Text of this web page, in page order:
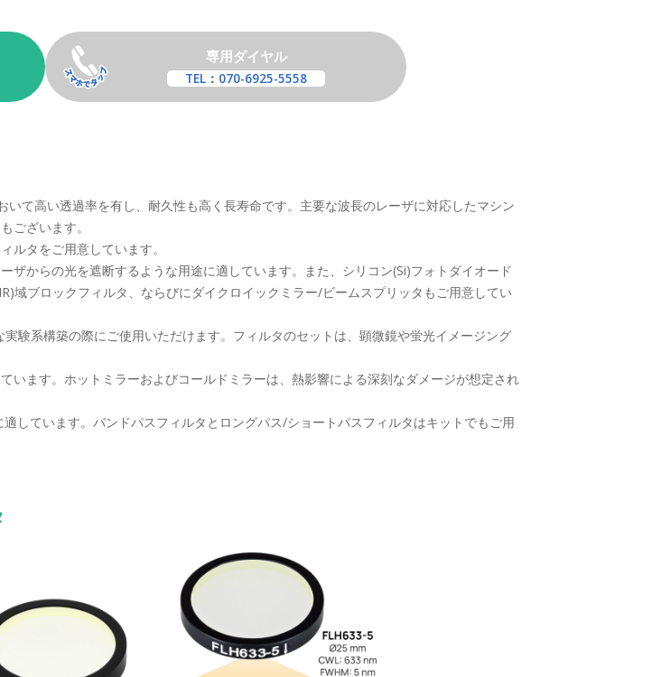
専用ダイヤル
TEL：070-6925-5558
て高い透過率を有し、耐久性も高く長寿命です。主要な波長のレーザに対応したマシン
ございます。
ルタをご用意しています。
からの光を遮断するような用途に適しています。また、シリコン(Si)フォトダイオード
域ブロックフィルタ、ならびにダイクロイックミラー/ビームスプリッタもご用意してい
験系構築の際にご使用いただけます。フィルタのセットは、顕微鏡や蛍光イメージング
います。ホットミラーおよびコールドミラーは、熱影響による深刻なダメージが想定され
しています。バンドパスフィルタとロングパス/ショートパスフィルタはキットでもご用